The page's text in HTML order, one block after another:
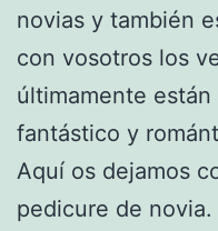
novias y también
con vosotros los
últimamente
fantástico y
Aquí os dejamos
pedicure de